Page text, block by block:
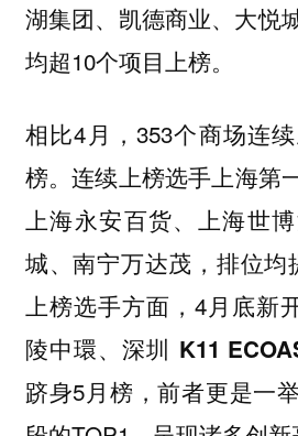
湖集团、凯德商业、大悦
均超10个项目上榜。
相比4月，353个商场连
榜。连续上榜选手上海第
上海永安百货、上海世
城、南宁万达茂， 排位均
上榜选手方面，4月底新
陵中環、深圳 K11
跻身5月榜，前者更是一